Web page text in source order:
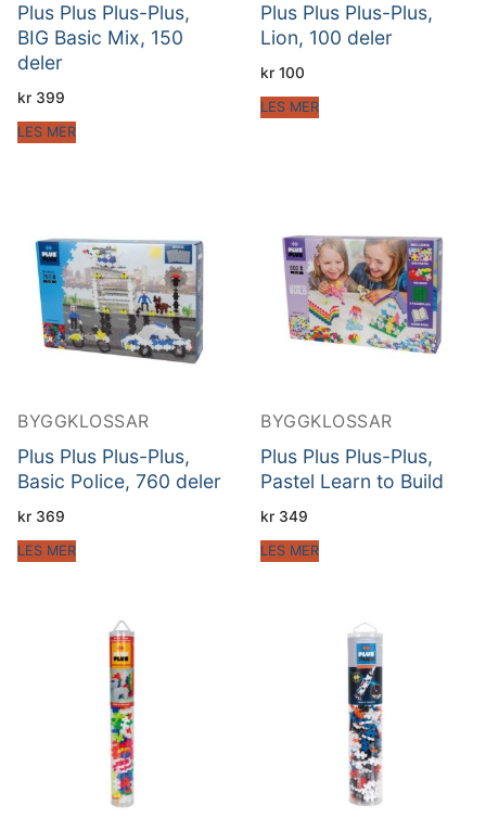
Plus Plus Plus-Plus,
BIG Basic Mix, 150
deler
kr 399
LES MER
Plus Plus Plus-Plus,
Lion, 100 deler
kr 100
LES MER
BYGGKLOSSAR
Plus Plus Plus-Plus,
Basic Police, 760 deler
kr 369
LES MER
BYGGKLOSSAR
Plus Plus Plus-Plus,
Pastel Learn to Build
kr 349
LES MER